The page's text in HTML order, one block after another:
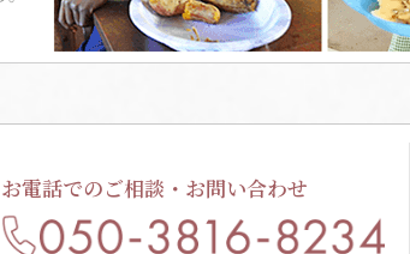
お電話でのご相談・お問い合わせ